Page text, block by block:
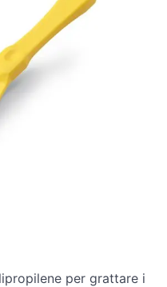
per grattare i